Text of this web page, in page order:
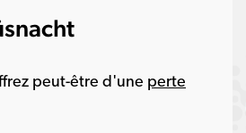
peut-être d'une perte